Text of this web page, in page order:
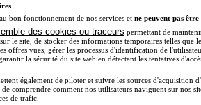
bon fonctionnement de nos services et ne peuvent pas être
des cookies ou traceurs permettant de
le site, de stocker des informations temporaires telles que
offres vues, gérer les processus d'identification de
la sécurité du site web en détectant les tentatives
également de piloter et suivre les sources d'acquisition
comprendre comment nos utilisateurs naviguent sur nos
de trafic.